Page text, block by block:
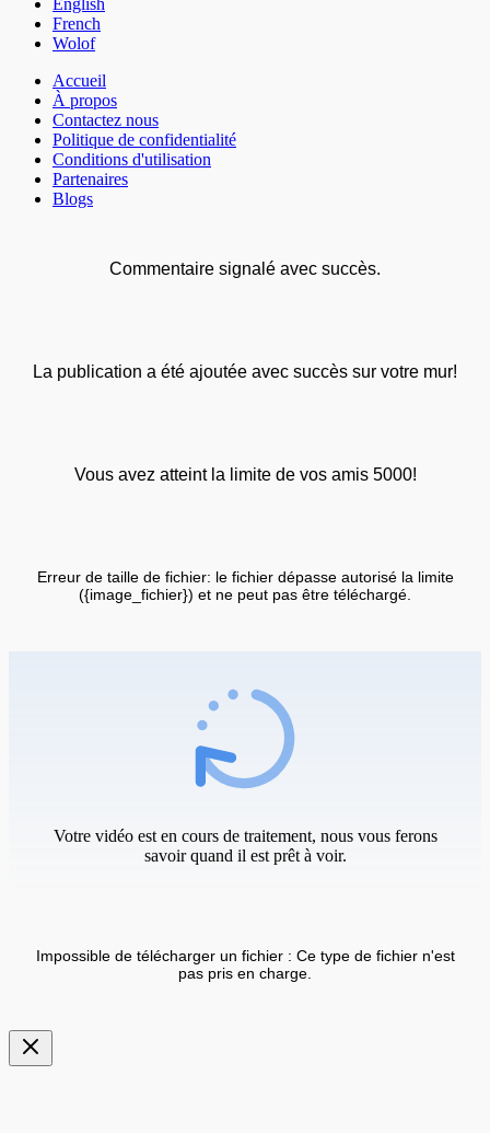
English
French
Wolof
Accueil
À propos
Contactez nous
Politique de confidentialité
Conditions d'utilisation
Partenaires
Blogs
Commentaire signalé avec succès.
La publication a été ajoutée avec succès sur votre mur!
Vous avez atteint la limite de vos amis 5000!
Erreur de taille de fichier: le fichier dépasse autorisé la limite
({image_fichier}) et ne peut pas être téléchargé.
Votre vidéo est en cours de traitement, nous vous ferons
savoir quand il est prêt à voir.
Impossible de télécharger un fichier : Ce type de fichier n'est
pas pris en charge.